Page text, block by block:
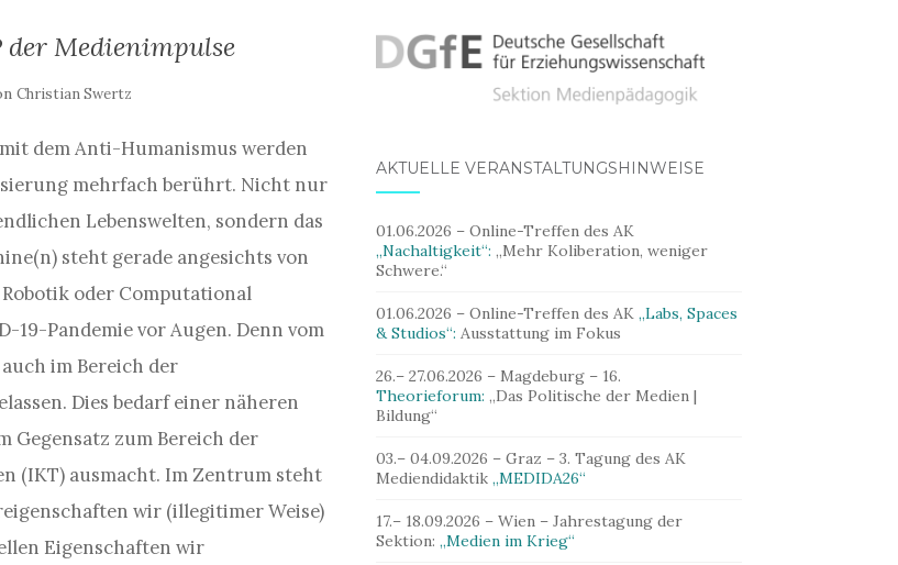
Medienimpulse
Christian Swertz
dem Anti-Humanismus werden
mehrfach berührt. Nicht nur
Lebenswelten, sondern das
steht gerade angesichts von
oder Computational
19-Pandemie vor Augen. Denn vom
im Bereich der
Dies bedarf einer näheren
Gegensatz zum Bereich der
(IKT) ausmacht. Im Zentrum steht
wir (illegitimer Weise)
Eigenschaften wir
AKTUELLE VERANSTALTUNGSHINWEISE
01.06.2026 – Online-Treffen des AK
„Nachaltigkeit“: „Mehr Koliberation, weniger
Schwere.“
01.06.2026 – Online-Treffen des AK „Labs, Spaces
& Studios“: Ausstattung im Fokus
26.– 27.06.2026 – Magdeburg – 16.
Theorieforum: „Das Politische der Medien |
Bildung“
03.– 04.09.2026 – Graz – 3. Tagung des AK
Mediendidaktik „MEDIDA26“
17.– 18.09.2026 – Wien – Jahrestagung der
Sektion: „Medien im Krieg“